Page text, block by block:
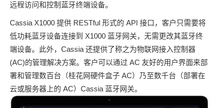
远程访问和控制蓝牙终端设备。
Cassia X1000 提供 RESTful 形式的 API 接口，客户只需要将
低功耗蓝牙设备连接到 X1000 蓝牙网关，无需更改其蓝牙终
端设备。此外，Cassia 还提供了称之为物联网接入控制器
(AC)的管理解决方案。客户可以通过 AC 友好的用户界面来部
署和管理数百台（桂花网硬件盒子 AC）乃至数千台（部署在
云或服务器上的 AC）Cassia 蓝牙网关。